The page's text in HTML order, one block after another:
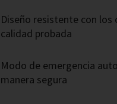
Diseño resistente con los
calidad probada
Modo de emergencia
manera segura